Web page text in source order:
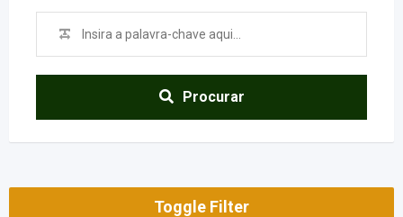
Procurar
Toggle Filter